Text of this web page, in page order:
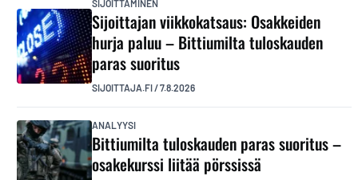
SIJOITTAMINEN
Sijoittajan viikkokatsaus: Osakkeiden
hurja paluu – Bittiumilta tuloskauden
paras suoritus
SIJOITTAJA.FI/7.8.2026
ANALYYSI
Bittiumilta tuloskauden paras suoritus –
osakekurssi liitää pörssissä